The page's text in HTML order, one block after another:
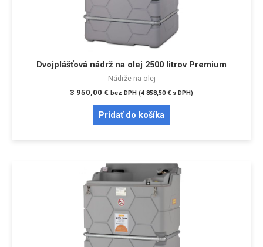
Dvojplášťová nádrž na olej 2500 litrov Premium
Nádrže na olej
3 950,00 € bez DPH (4 858,50€ s DPH)
Pridať do košíka